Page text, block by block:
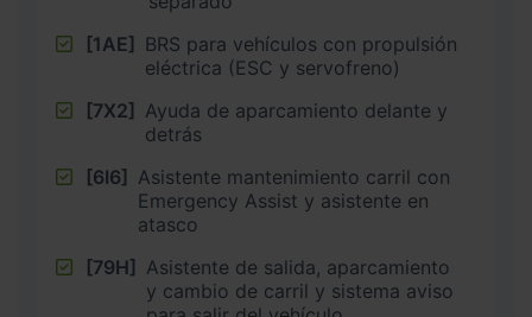
[1AE] BRS para vehículos con propulsión
eléctrica (ESC y servofreno)
[7X2] Ayuda de aparcamiento delante y
detrás
[6I6] Asistente mantenimiento carril con
Emergency Assist y asistente en
atasco
[79H] Asistente de salida, aparcamiento
y cambio de carril y sistema aviso